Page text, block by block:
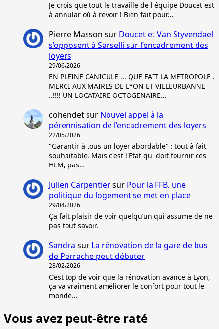
Je crois que tout le travaille de l équipe Doucet est
à annular où à revoir ! Bien fait pour…
Pierre Masson sur Doucet et Van Styvendael
s’opposent à Sarselli sur l’encadrement des
loyers
29/06/2026
EN PLEINE CANICULE ... QUE FAIT LA METROPOLE .
MERCI AUX MAIRES DE LYON ET VILLEURBANNE
..!!!! UN LOCATAIRE OCTOGENAIRE…
cohendetsur Nouvel appel à la
pérennisation de l’encadrement des loyers
22/05/2026
"Garantir à tous un loyer abordable" : tout à fait
souhaitable. Mais c'est l'Etat qui doit fournir ces
HLM, pas…
Julien Carpentiersur Pour la FFB, une
politique du logement se met en place
29/04/2026
Ça fait plaisir de voir quelqu’un qui assume de ne
pas tout savoir.
Sandra sur La rénovation de la gare de bus
de Perrache peut débuter
28/02/2026
C’est top de voir que la rénovation avance à Lyon,
ça va vraiment améliorer le confort pour tout le
monde…
Vous avez peut-être raté